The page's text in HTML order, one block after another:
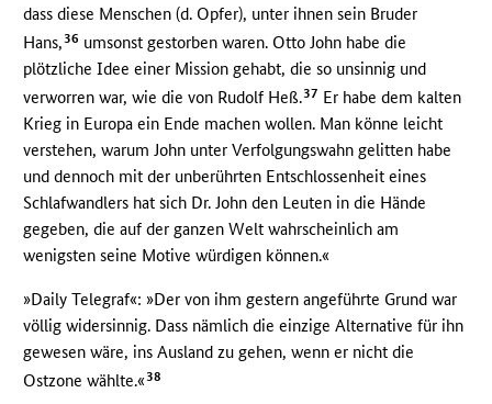
dass diese Menschen (d. Opfer), unter ihnen sein Bruder
Hans,36 umsonst gestorben waren. Otto John habe die
plötzliche Idee einer Mission gehabt, die so unsinnig und
verworren war, wie die von Rudolf Heß.37 Er habe dem kalten
Krieg in Europa ein Ende machen wollen. Man könne leicht
verstehen, warum John unter Verfolgungswahn gelitten habe
und dennoch mit der unberührten Entschlossenheit eines
Schlafwandlers hat sich Dr. John den Leuten in die Hände
gegeben, die auf der ganzen Welt wahrscheinlich am
wenigsten seine Motive würdigen können.«
»Daily Telegraf«: »Der von ihm gestern angeführte Grund war
völlig widersinnig. Dass nämlich die einzige Alternative für ihn
gewesen wäre, ins Ausland zu gehen, wenn er nicht die
Ostzone wählte.« 38